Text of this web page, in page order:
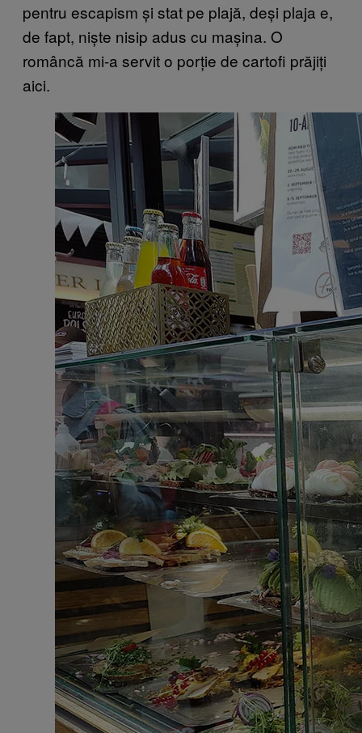
pentru escapism și stat pe plajă, deși plaja e,
de fapt, niște nisip adus cu mașina. O
româncă mi-a servit o porție de cartofi prăjiți
aici.